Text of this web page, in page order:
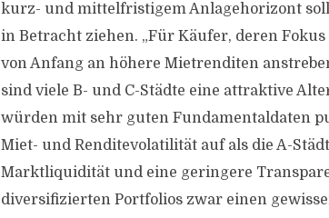
kurz- und mittelfristigem Anlagehorizont
in Betracht ziehen. „Für Käufer, deren
von Anfang an höhere Mietrenditen
sind viele B- und C-Städte eine attraktive
würden mit sehr guten Fundamentaldaten
Miet- und Renditevolatilität auf als die A-
Marktliquidität und eine geringere
diversifizierten Portfolios zwar einen